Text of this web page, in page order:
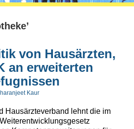
von Hausärzten,
an erweiterten
Kaur
Hausärzteverband lehnt die im